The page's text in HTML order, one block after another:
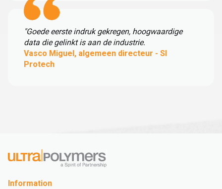
"Goede eerste indruk gekregen, hoogwaardige
data die gelinkt is aan de industrie.
Vasco Miguel, algemeen directeur - SI
Protech
Information